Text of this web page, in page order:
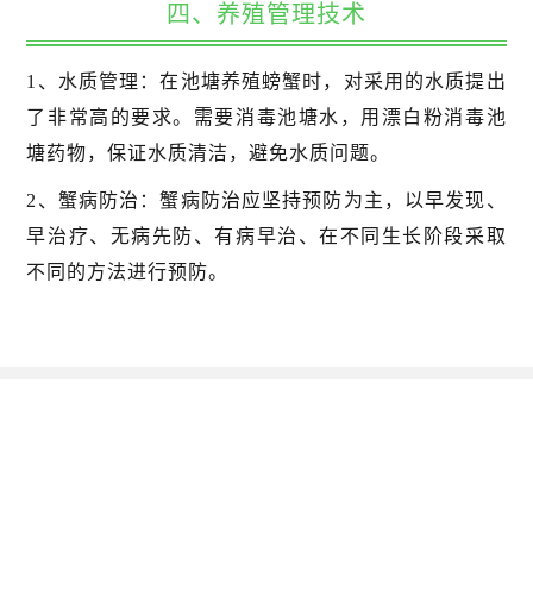
四、养殖管理技术
1、水质管理：在池塘养殖螃蟹时，对采用的水质提出
了非常高的要求。需要消毒池塘水，用漂白粉消毒池
塘药物，保证水质清洁，避免水质问题。
2、蟹病防治：蟹病防治应坚持预防为主，以早发现、
早治疗、无病先防、有病早治、在不同生长阶段采取
不同的方法进行预防。